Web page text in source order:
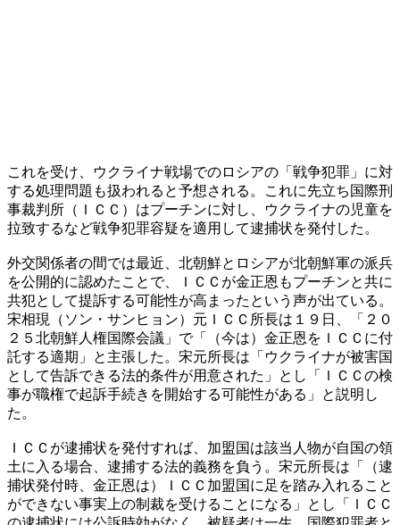
これを受け、ウクライナ戦場でのロシアの「戦争犯罪」に対
する処理問題も扱われると予想される。これに先立ち国際刑
事裁判所（ＩＣＣ）はプーチンに対し、ウクライナの児童を
拉致するなど戦争犯罪容疑を適用して逮捕状を発付した。
外交関係者の間では最近、北朝鮮とロシアが北朝鮮軍の派兵
を公開的に認めたことで、ＩＣＣが金正恩もプーチンと共に
共犯として提訴する可能性が高まったという声が出ている。
宋相現（ソン・サンヒョン）元ＩＣＣ所長は１９日、「２０
２５北朝鮮人権国際会議」で「（今は）金正恩をＩＣＣに付
託する適期」と主張した。宋元所長は「ウクライナが被害国
として告訴できる法的条件が用意された」とし「ＩＣＣの検
事が職権で起訴手続きを開始する可能性がある」と説明し
た。
ＩＣＣが逮捕状を発付すれば、加盟国は該当人物が自国の領
土に入る場合、逮捕する法的義務を負う。宋元所長は「（逮
捕状発付時、金正恩は）ＩＣＣ加盟国に足を踏み入れること
ができない事実上の制裁を受けることになる」とし「ＩＣＣ